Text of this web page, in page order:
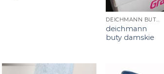
DEICHMANN BUTY DAMSKIE
deichmann
buty damskie